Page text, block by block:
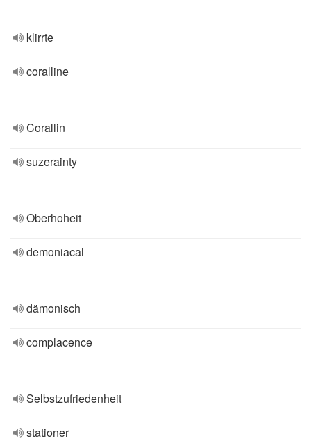
klirrte
coralline
Corallin
suzerainty
Oberhoheit
demoniacal
dämonisch
complacence
Selbstzufriedenheit
stationer